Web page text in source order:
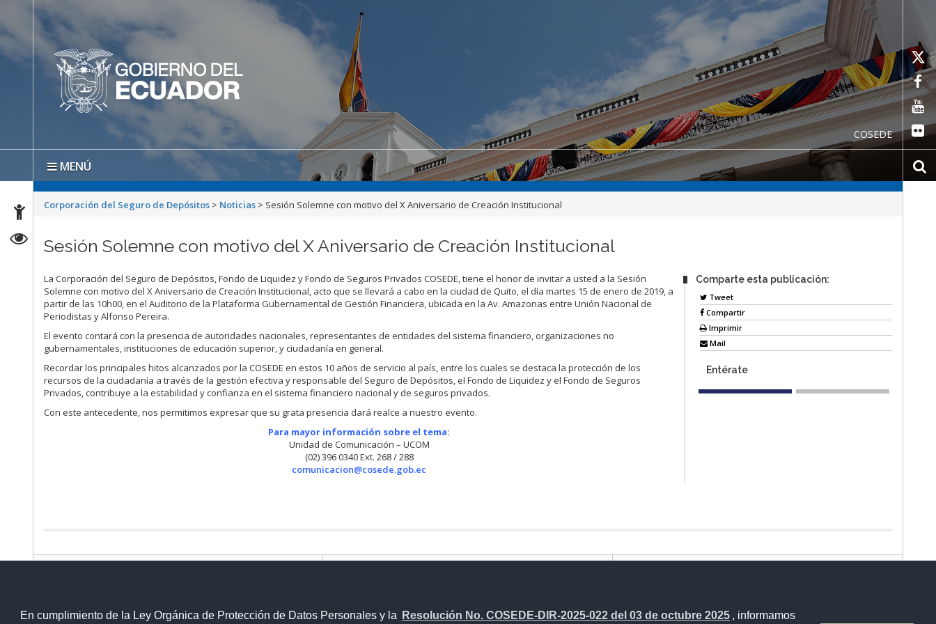
En cumplimiento de la Ley Orgánica de Protección de Datos Personales y la Resolución No. COSEDE-DIR-2025-022 del 03 de octubre 2025 , informamos
COSEDE
MENÚ
Corporación del Seguro de Depósitos > Noticias > Sesión Solemne con motivo del X Aniversario de Creación Institucional
Sesión Solemne con motivo del X Aniversario de Creación Institucional
La Corporación del Seguro de Depósitos, Fondo de Liquidez y Fondo de Seguros Privados COSEDE, tiene el honor de invitar a usted a la Sesión
Solemne con motivo del X Aniversario de Creación Institucional, acto que se llevará a cabo en la ciudad de Quito, el día martes 15 de enero de 2019, a
partir de las 10h00, en el Auditorio de la Plataforma Gubernamental de Gestión Financiera, ubicada en la Av. Amazonas entre Unión Nacional de
Periodistas y Alfonso Pereira.
El evento contará con la presencia de autoridades nacionales, representantes de entidades del sistema financiero, organizaciones no
gubernamentales, instituciones de educación superior, y ciudadanía en general.
Recordar los principales hitos alcanzados por la COSEDE en estos 10 años de servicio al país, entre los cuales se destaca la protección de los
recursos de la ciudadanía a través de la gestión efectiva y responsable del Seguro de Depósitos, el Fondo de Liquidez y el Fondo de Seguros
Privados, contribuye a la estabilidad y confianza en el sistema financiero nacional y de seguros privados.
Con este antecedente, nos permitimos expresar que su grata presencia dará realce a nuestro evento.
Para mayor información sobre el tema:
Unidad de Comunicación – UCOM
(02) 396 0340 Ext. 268 / 288
comunicacion@cosede.gob.ec
Comparte esta publicación:
Tweet
Compartir
Imprimir
Mail
Entérate
Plataforma Gubernamental de Gestión Financiera - Bloque 4